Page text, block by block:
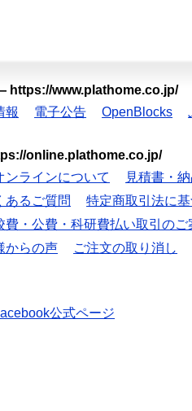
https://www.plathome.co.jp/
報 電子公告 OpenBlocks
online.plathome.co.jp/
ンラインについて
見積書・
あるご質問
特定商取引法に
費・公費・科研費払い取引のご
からの声 ご注文の取り消し
公式ページ